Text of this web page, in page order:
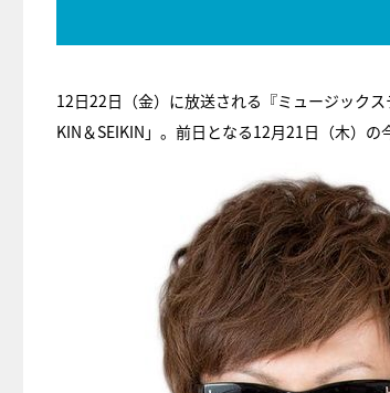
12日22日（金）に放送される『ミュージック
KIN＆SEIKIN」。前日となる12月21日（木）